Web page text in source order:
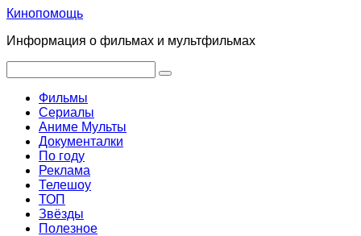
Перейти
контенту
Кинопомощь
Информация о фильмах и мультфильмах
Фильмы
Сериалы
Аниме Мульты
Документалки
По году
Реклама
Телешоу
ТОП
Звёзды
Полезное